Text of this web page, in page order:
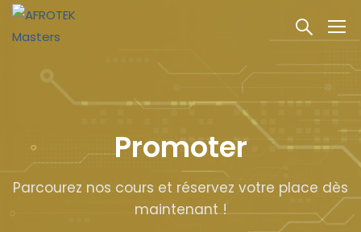
Promoter
Parcourez nos cours et réservez votre place dès
maintenant !